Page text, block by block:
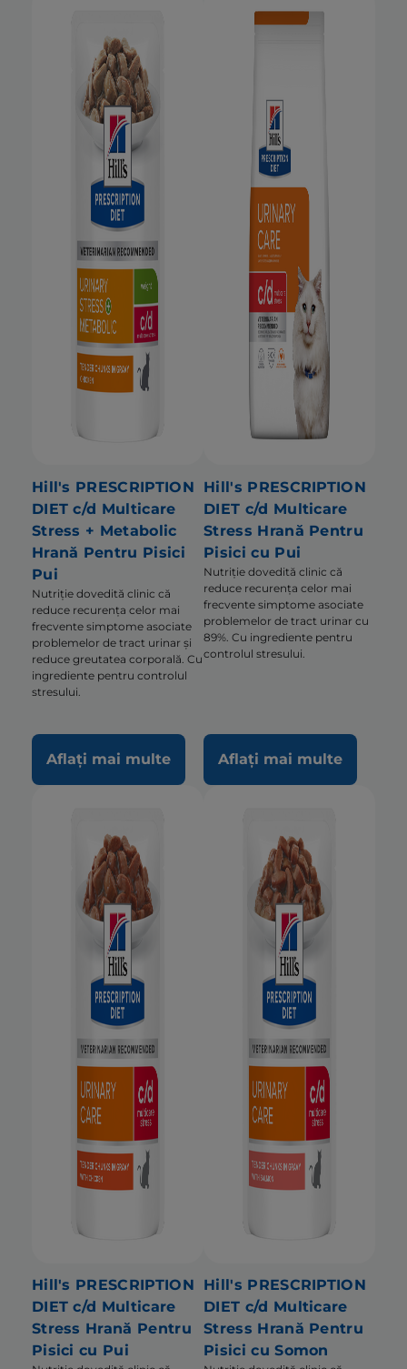
Hill's PRESCRIPTION
DIET c/d Multicare
Stress + Metabolic
Hrană Pentru Pisici
Pui
Nutriție dovedită clinic că
reduce recurența celor mai
frecvente simptome asociate
problemelor de tract urinar și
reduce greutatea corporală. Cu
ingrediente pentru controlul
stresului.
Aflați mai multe
Hill's PRESCRIPTION
DIET c/d Multicare
Stress Hrană Pentru
Pisici cu Pui
Nutriție dovedită clinic că
reduce recurența celor mai
frecvente simptome asociate
problemelor de tract urinar cu
89%. Cu ingrediente pentru
controlul stresului.
Aflați mai multe
Hill's PRESCRIPTION
DIET c/d Multicare
Stress Hrană Pentru
Pisici cu Pui
Hill's PRESCRIPTION
DIET c/d Multicare
Stress Hrană Pentru
Pisici cu Somon